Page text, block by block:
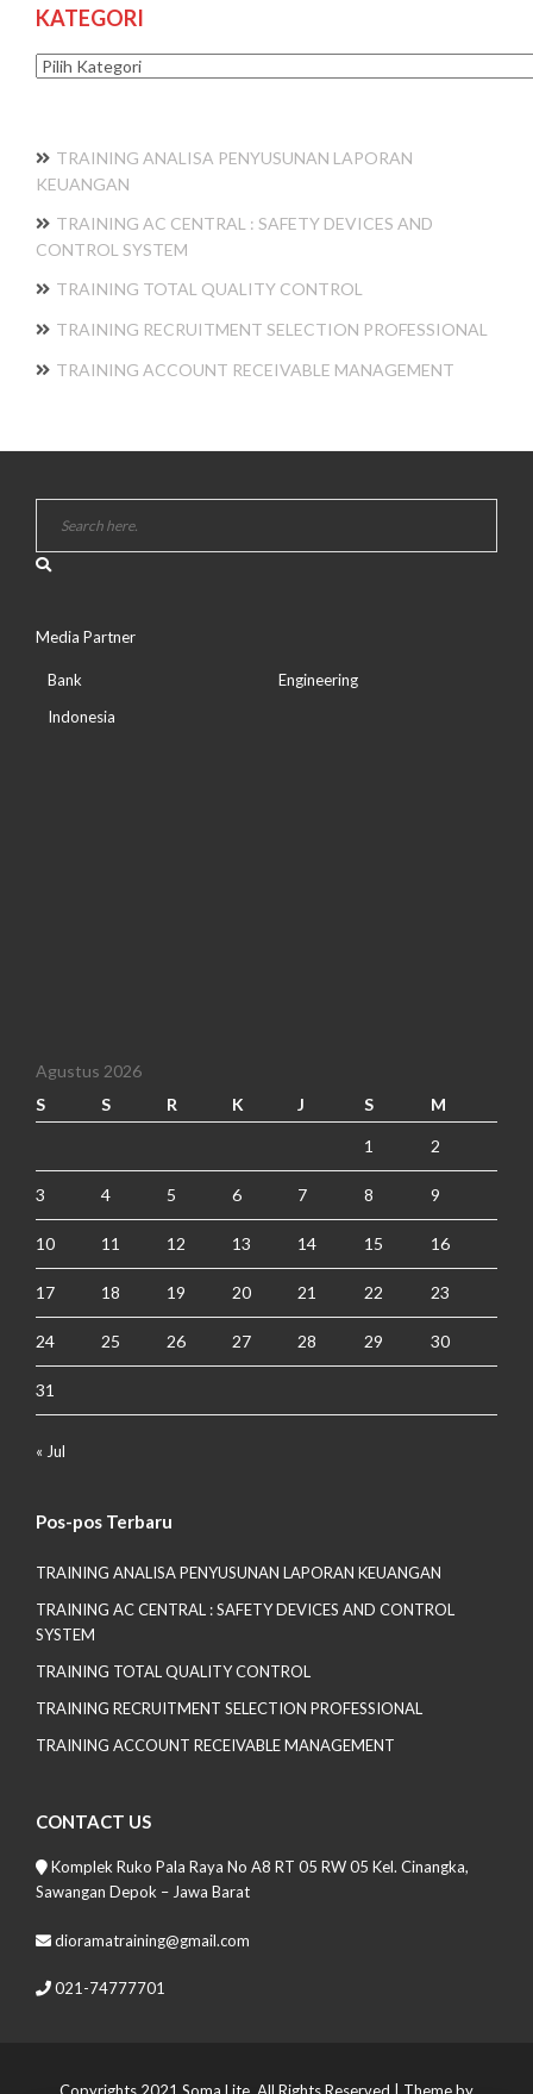
KATEGORI
Kategori
TRAINING ANALISA PENYUSUNAN LAPORAN
KEUANGAN
TRAINING AC CENTRAL : SAFETY DEVICES AND
CONTROL SYSTEM
TRAINING TOTAL QUALITY CONTROL
TRAINING RECRUITMENT SELECTION PROFESSIONAL
TRAINING ACCOUNT RECEIVABLE MANAGEMENT
Media Partner
Bank
Indonesia
Engineering
Agustus 2026
S
S R K J S M
1 2
3 4 5 6 7 8 9
10 11 12 13 14 15 16
17 18 19 20 21 22 23
24 25 26 27 28 29 30
31
« Jul
Pos-pos Terbaru
TRAINING ANALISA PENYUSUNAN LAPORAN KEUANGAN
TRAINING AC CENTRAL : SAFETY DEVICES AND CONTROL
SYSTEM
TRAINING TOTAL QUALITY CONTROL
TRAINING RECRUITMENT SELECTION PROFESSIONAL
TRAINING ACCOUNT RECEIVABLE MANAGEMENT
CONTACT US
Komplek Ruko Pala Raya No A8 RT 05 RW 05 Kel. Cinangka,
Sawangan Depok – Jawa Barat
dioramatraining@gmail.com
021-74777701